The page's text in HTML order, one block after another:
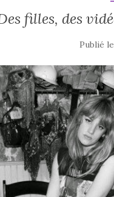
filles, des
Publié le